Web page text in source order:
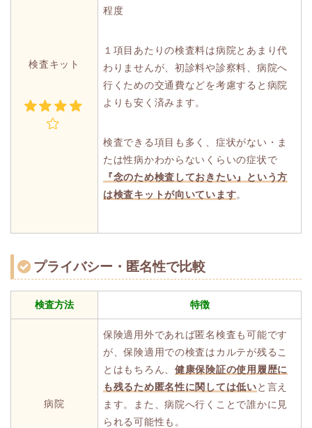
検査キット
程度
１項目あたりの検査料は病院とあまり代
わりませんが、初診料や診察料、病院へ
行くための交通費などを考慮すると病院
よりも安く済みます。
検査できる項目も多く、症状がない・ま
たは性病かわからないくらいの症状で
『念のため検査しておきたい』という方
は検査キットが向いています。
プライバシー・匿名性で比較
検査方法 特徴
病院
保険適用外であれば匿名検査も可能です
が、保険適用での検査はカルテが残るこ
とはもちろん、健康保険証の使用履歴に
も残るため匿名性に関しては低いと言え
ます。また、病院へ行くことで誰かに見
られる可能性も。